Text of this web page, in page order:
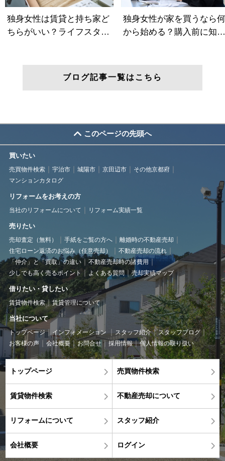
ブログ記事一覧はこちら
このページの先頭へ
買いたい
売買物件検索 宇治市 城陽市 京田辺市
その他京都府
マンションカタログ
リフォームをお考えの方
当社のリフォームについて リフォーム実績一覧
売りたい
売却査定（無料） 手紙をご覧の方へ
離婚時の不動産売却
住宅ローン返済のお悩み（任意売却）
不動産売却の流れ
「仲介」と「買取」の違い
不動産売却時の諸費用
少しでも高く売るポイント
よくある質問 売却実績マップ
借りたい・貸したい
賃貸物件検索 賃貸管理について
当社について
トップページ インフォメーション スタッフ紹介
スタッフブログ
お客様の声
会社概要 お問合せ 採用情報 個人情報の取り扱い
トップページ 売買物件検索
賃貸物件検索 不動産売却について
リフォームについて スタッフ紹介
会社概要 ログイン